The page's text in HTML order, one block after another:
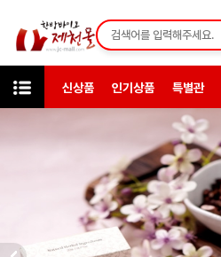
신상품 인기상품 특별관